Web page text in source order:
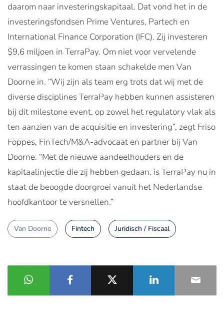
daarom naar investeringskapitaal. Dat vond het in de
investeringsfondsen Prime Ventures, Partech en
International Finance Corporation (IFC). Zij investeren
$9,6 miljoen in TerraPay. Om niet voor vervelende
verrassingen te komen staan schakelde men Van
Doorne in. “Wij zijn als team erg trots dat wij met de
diverse disciplines TerraPay hebben kunnen assisteren
bij dit milestone event, op zowel het regulatory vlak als
ten aanzien van de acquisitie en investering”, zegt Friso
Foppes, FinTech/M&A-advocaat en partner bij Van
Doorne. “Met de nieuwe aandeelhouders en de
kapitaalinjectie die zij hebben gedaan, is TerraPay nu in
staat de beoogde doorgroei vanuit het Nederlandse
hoofdkantoor te versnellen.”
Van Doorne Fintech Juridisch / Fiscaal